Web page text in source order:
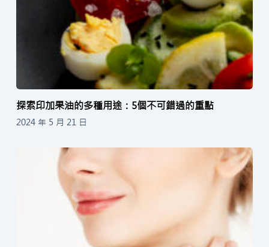
探索印加果油的多種用途：5個不可錯過的重點
2024 年 5 月 21 日